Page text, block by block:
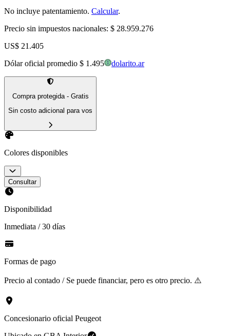
No incluye patentamiento. Calcular.
Precio sin impuestos nacionales: $ 28.959.276
US$ 21.405
Dólar oficial promedio $ 1.495 dolarito.ar
Compra protegida - Gratis
Sin costo adicional para vos
Colores disponibles
Consultar
Disponibilidad
Inmediata / 30 días
Formas de pago
Precio al contado / Se puede financiar, pero es otro precio. ⚠️
Concesionario oficial Peugeot